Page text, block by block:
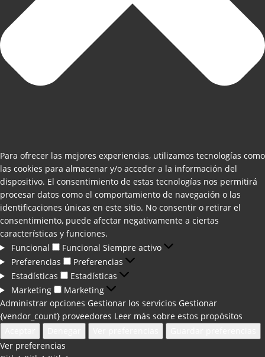
Para ofrecer las mejores experiencias, utilizamos tecnologías como
las cookies para almacenar y/o acceder a la información del
dispositivo. El consentimiento de estas tecnologías nos permitirá
procesar datos como el comportamiento de navegación o las
identificaciones únicas en este sitio. No consentir o retirar el
consentimiento, puede afectar negativamente a ciertas
características y funciones.
Funcional
Funcional Siempre activo
Preferencias
Preferencias
Estadísticas
Estadísticas
Marketing
Marketing
Administrar opciones Gestionar los servicios Gestionar
{vendor_count} proveedores Leer más sobre estos propósitos
Ver preferencias